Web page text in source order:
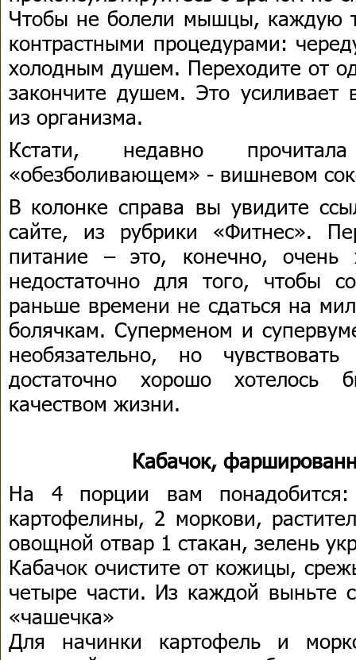
Чтобы не болели мышцы, каждую
контрастными процедурами:
холодным душем. Переходите от
закончите душем. Это усиливает
из организма.
Кстати, недавно
«обезболивающем» - вишневом
В колонке справа вы увидите
сайте, из рубрики «Фитнес».
питание – это, конечно,
недостаточно для того, чтобы
раньше времени не сдаться на
болячкам. Суперменом и
необязательно, но
достаточно хорошо
качеством жизни.
Кабачок,
На 4 порции вам
картофелины, 2 моркови,
овощной отвар 1 стакан, зелень
Кабачок очистите от кожицы,
четыре части. Из каждой выньте
«чашечка»
Для начинки картофель и